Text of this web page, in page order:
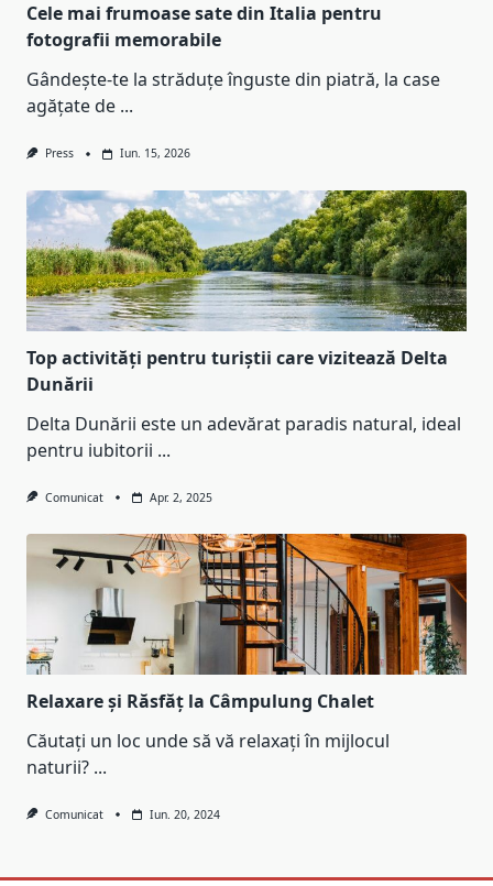
Cele mai frumoase sate din Italia pentru
fotografii memorabile
Gândește-te la străduțe înguste din piatră, la case
agățate de ...
Press Iun. 15, 2026
Top activități pentru turiștii care vizitează Delta
Dunării
Delta Dunării este un adevărat paradis natural, ideal
pentru iubitorii ...
Comunicat Apr. 2, 2025
Relaxare și Răsfăț la Câmpulung Chalet
Căutați un loc unde să vă relaxați în mijlocul
naturii? ...
Comunicat Iun. 20, 2024